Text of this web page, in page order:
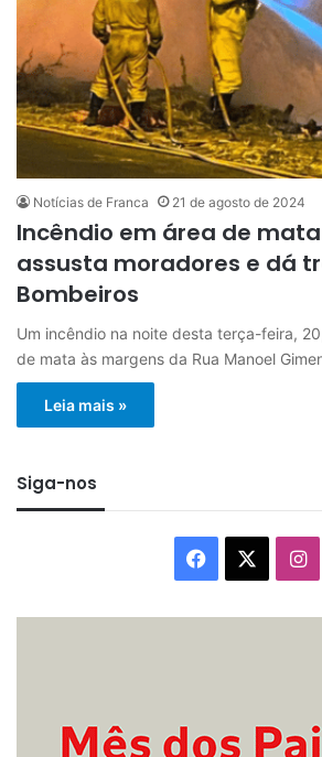
Notícias de Franca 21 de agosto de 2024
Incêndio em área de
assusta moradores e dá
Bombeiros
Um incêndio na noite desta terça-feira,
de mata às margens da Rua Manoel
Leia mais »
Siga-nos
Facebook